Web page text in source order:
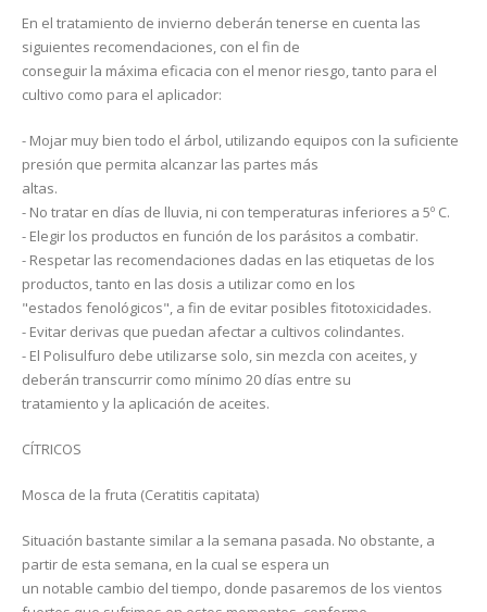
En el tratamiento de invierno deberán tenerse en cuenta las
siguientes recomendaciones, con el fin de
conseguir la máxima eficacia con el menor riesgo, tanto para el
cultivo como para el aplicador:
- Mojar muy bien todo el árbol, utilizando equipos con la suficiente
presión que permita alcanzar las partes más
altas.
- No tratar en días de lluvia, ni con temperaturas inferiores a 5º C.
- Elegir los productos en función de los parásitos a combatir.
- Respetar las recomendaciones dadas en las etiquetas de los
productos, tanto en las dosis a utilizar como en los
"estados fenológicos", a fin de evitar posibles fitotoxicidades.
- Evitar derivas que puedan afectar a cultivos colindantes.
- El Polisulfuro debe utilizarse solo, sin mezcla con aceites, y
deberán transcurrir como mínimo 20 días entre su
tratamiento y la aplicación de aceites.
CÍTRICOS
Mosca de la fruta (Ceratitis capitata)
Situación bastante similar a la semana pasada. No obstante, a
partir de esta semana, en la cual se espera un
un notable cambio del tiempo, donde pasaremos de los vientos